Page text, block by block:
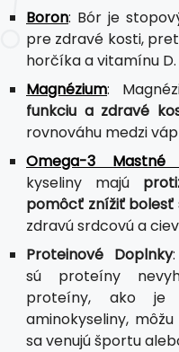
Boron: Bór je
pre zdravé kosti,
horčíka a vitamínu D.
Magnézium:
funkciu a zdravé
rovnováhu medzi
Omega-3 Mastné
kyseliny majú
pomôcť znížiť bolesť
zdravú srdcovú a
Proteinové Doplnky
sú proteíny
proteíny, ako je
aminokyseliny,
sa venujú športu